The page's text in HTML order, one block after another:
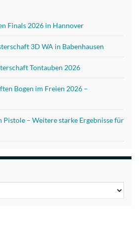
Finals 2026 in Hannover
3D WA in Babenhausen
Tontauben 2026
Bogen im Freien 2026 –
Pistole – Weitere starke Ergebnisse für